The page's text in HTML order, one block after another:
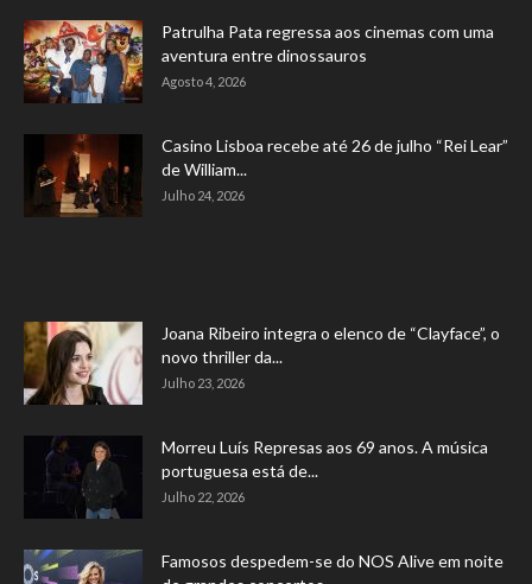
Patrulha Pata regressa aos cinemas com uma
aventura entre dinossauros
Agosto 4, 2026
Casino Lisboa recebe até 26 de julho “Rei Lear”
de William...
Julho 24, 2026
Joana Ribeiro integra o elenco de “Clayface”, o
novo thriller da...
Julho 23, 2026
Morreu Luís Represas aos 69 anos. A música
portuguesa está de...
Julho 22, 2026
Famosos despedem-se do NOS Alive em noite